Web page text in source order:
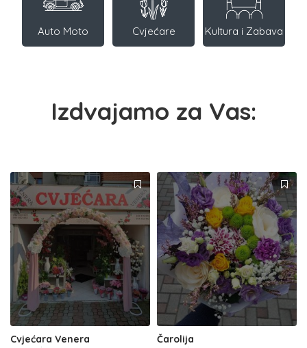
Auto Moto Cvjećare Kultura i Zabava
Izdvajamo za Vas:
Cvjećara Venera Čarolija